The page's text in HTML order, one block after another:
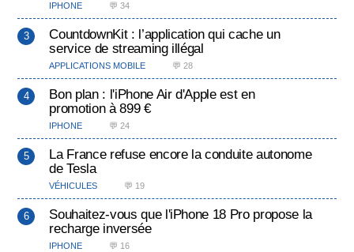
IPHONE 💬 34
CountdownKit : l’application qui cache un
service de streaming illégal
APPLICATIONS MOBILE 💬 28
Bon plan : l'iPhone Air d'Apple est en
promotion à 899 €
IPHONE 💬 24
La France refuse encore la conduite autonome
de Tesla
VÉHICULES 💬 19
Souhaitez-vous que l'iPhone 18 Pro propose la
recharge inversée
IPHONE 💬 16